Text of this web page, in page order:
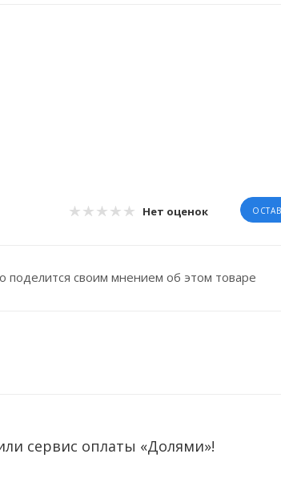
Нет оценок
поделится своим мнением об этом товаре
сервис оплаты «Долями»!